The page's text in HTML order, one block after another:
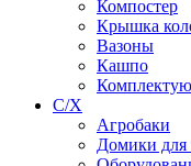
Компостер
Крышка
Вазоны
Кашпо
С/Х
Агробаки
Домики для